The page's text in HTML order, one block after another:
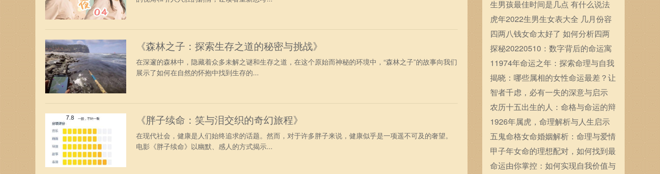
《森林之子：探索生存之道的秘密与挑战》
在深邃的森林中，隐藏着众多未解之谜和生存之道，在这个原始而神秘的环境中，“森林之子”的故事向我们
展示了如何在自然的怀抱中找到生存的...
《胖子续命：笑与泪交织的奇幻旅程》
在现代社会，健康是人们始终追求的话题。然而，对于许多胖子来说，健康似乎是一项遥不可及的奢望。
电影《胖子续命》以幽默、感人的方式揭示...
么
生男孩最佳时间是几点 有什么说法
虎年2022生男生女表大全 几月份容
易生男宝宝
四两八钱女命太好了 如何分析四两
八钱女命
探秘20220510：数字背后的命运寓
意与人生启示
11974年命运之年：探索命理与自我
发展的奥秘
揭晓：哪些属相的女性命运最差？让
我们一探究竟！
智者千虑，必有一失的深意与启示
农历十五出生的人：命格与命运的辩
证关系
1926年属虎，命理解析与人生启示
五鬼命格女命婚姻解析：命理与爱情
的交汇点
甲子年女命的理想配对，如何找到最
合适的伴侣？
命运由你掌控：如何实现自我价值与